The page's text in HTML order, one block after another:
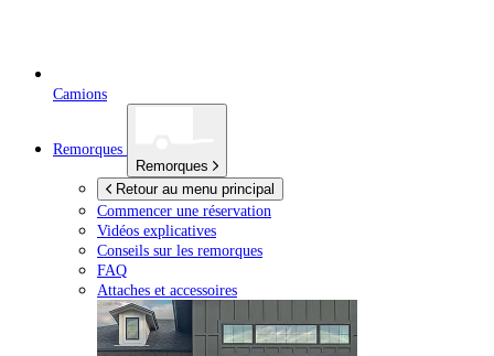
Camions
Remorques
Remorques
Retour au menu principal
Commencer une réservation
Vidéos explicatives
Conseils sur les remorques
FAQ
Attaches et accessoires